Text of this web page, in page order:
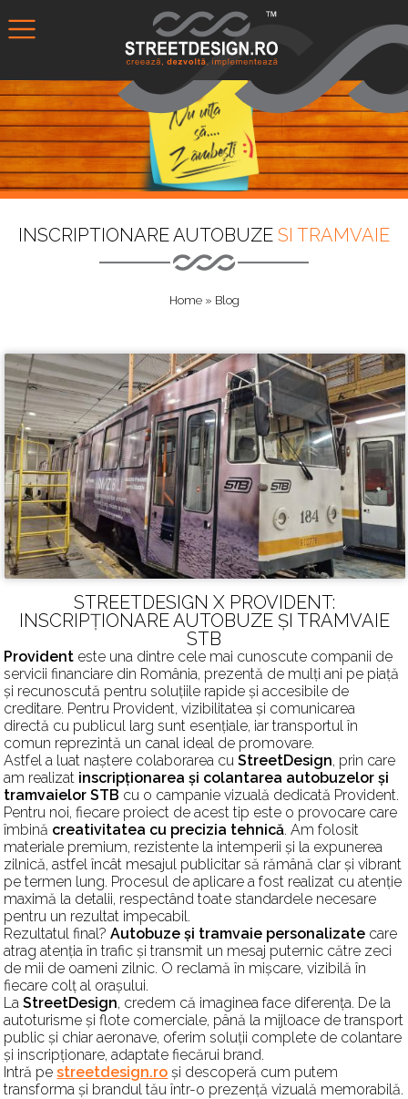
INSCRIPTIONARE AUTOBUZE SI TRAMVAIE
Home» Blog
STREETDESIGN X PROVIDENT:
INSCRIPȚIONARE AUTOBUZE ȘI TRAMVAIE
STB
Provident este una dintre cele mai cunoscute companii de
servicii financiare din România, prezentă de mulți ani pe piață
și recunoscută pentru soluțiile rapide și accesibile de
creditare. Pentru Provident, vizibilitatea și comunicarea
directă cu publicul larg sunt esențiale, iar transportul în
comun reprezintă un canal ideal de promovare.
Astfel a luat naștere colaborarea cuStreetDesign, prin care
am realizat inscripționarea și colantarea autobuzelor și
tramvaielor STB cu o campanie vizuală dedicată Provident.
Pentru noi, fiecare proiect de acest tip este o provocare care
îmbină creativitatea cu precizia tehnică. Am folosit
materiale premium, rezistente la intemperii și la expunerea
zilnică, astfel încât mesajul publicitar să rămână clar și vibrant
pe termen lung. Procesul de aplicare a fost realizat cu atenție
maximă la detalii, respectând toate standardele necesare
pentru un rezultat impecabil.
Rezultatul final?Autobuze și tramvaie personalizate care
atrag atenția în trafic și transmit un mesaj puternic către zeci
de mii de oameni zilnic. O reclamă în mișcare, vizibilă în
fiecare colț al orașului.
LaStreetDesign, credem că imaginea face diferența. De la
autoturisme și flote comerciale, până la mijloace de transport
public și chiar aeronave, oferim soluții complete de colantare
și inscripționare, adaptate fiecărui brand.
Intră pestreetdesign.ro și descoperă cum putem
transforma și brandul tău într-o prezență vizuală memorabilă.